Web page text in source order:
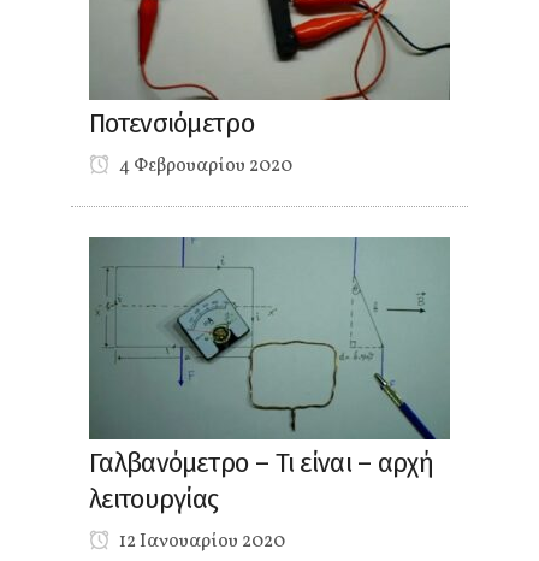
Ποτενσιόμετρο
4 Φεβρουαρίου 2020
Γαλβανόμετρο – Τι είναι – αρχή
λειτουργίας
12 Ιανουαρίου 2020